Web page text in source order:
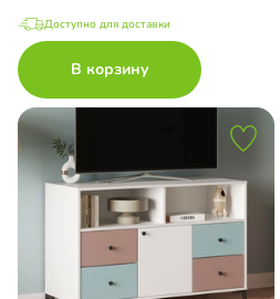
Доступно для доставки
В корзину